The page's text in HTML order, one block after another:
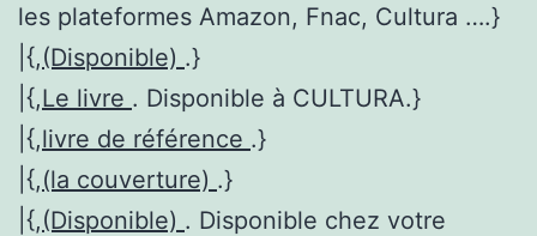
les plateformes Amazon, Fnac, Cultura ….}
|{,(Disponible) .}
|{,Le livre . Disponible à CULTURA.}
|{,livre de référence .}
|{,(la couverture) .}
|{,(Disponible) . Disponible chez votre